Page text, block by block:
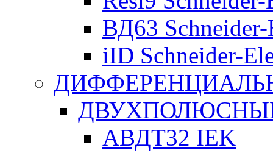
ВД63
iID Schneider-
АВДТ32 IEK